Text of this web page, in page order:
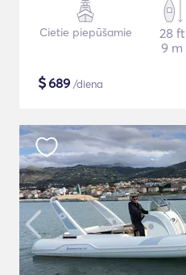
Cietie piepūšamie
28 ft
9 m
$689 /diena